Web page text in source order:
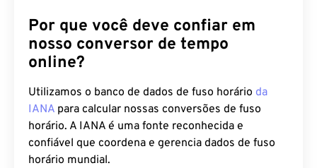
Por que você deve confiar em
nosso conversor de tempo
online?
Utilizamos o banco de dados de fuso horário da
IANA para calcular nossas conversões de fuso
horário. A IANA é uma fonte reconhecida e
confiável que coordena e gerencia dados de fuso
horário mundial.